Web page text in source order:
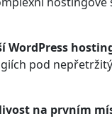
pod
na prvním